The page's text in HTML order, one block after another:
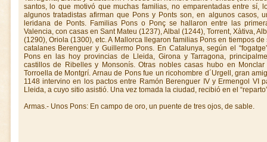
santos, lo que motivó que muchas familias, no emparentadas entre sí,
algunos tratadistas afirman que Pons y Ponts son, en algunos casos,
leridana de Ponts. Familias Pons o Ponç se hallaron entre las
Valencia, con casas en Sant Mateu (1237), Albal (1244), Torrent, Xàtiva,
(1290), Oriola (1300), etc. A Mallorca llegaron familias Pons en tiempos
catalanes Berenguer y Guillermo Pons. En Catalunya, según el
Pons en las hoy provincias de Lleida, Girona y Tarragona,
castillos de Ribelles y Monsonís. Otras nobles casas hubo en
Torroella de Montgrí. Arnau de Pons fue un ricohombre d´Urgell, gran
1148 intervino en los pactos entre Ramón Berenguer IV y Ermengol VI
Lleida, a cuyo sitio asistió. Una vez tomada la ciudad, recibió en el
Armas.- Unos Pons: En campo de oro, un puente de tres ojos, de sable.